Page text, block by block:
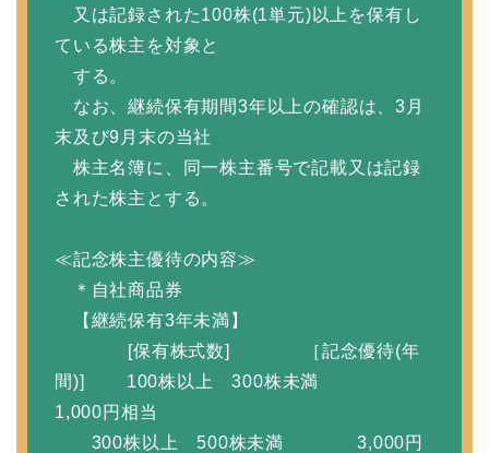
又は記録された100株(1単元)以上を保有し
ている株主を対象と
する。
なお、継続保有期間3年以上の確認は、3月
末及び9月末の当社
株主名簿に、同一株主番号で記載又は記録
された株主とする。
≪記念株主優待の内容≫
＊自社商品券
【継続保有3年未満】
[保有株式数] ［記念優待(年
間)] 100株以上 300株未満
1,000円相当
300株以上 500株未満 3,000円